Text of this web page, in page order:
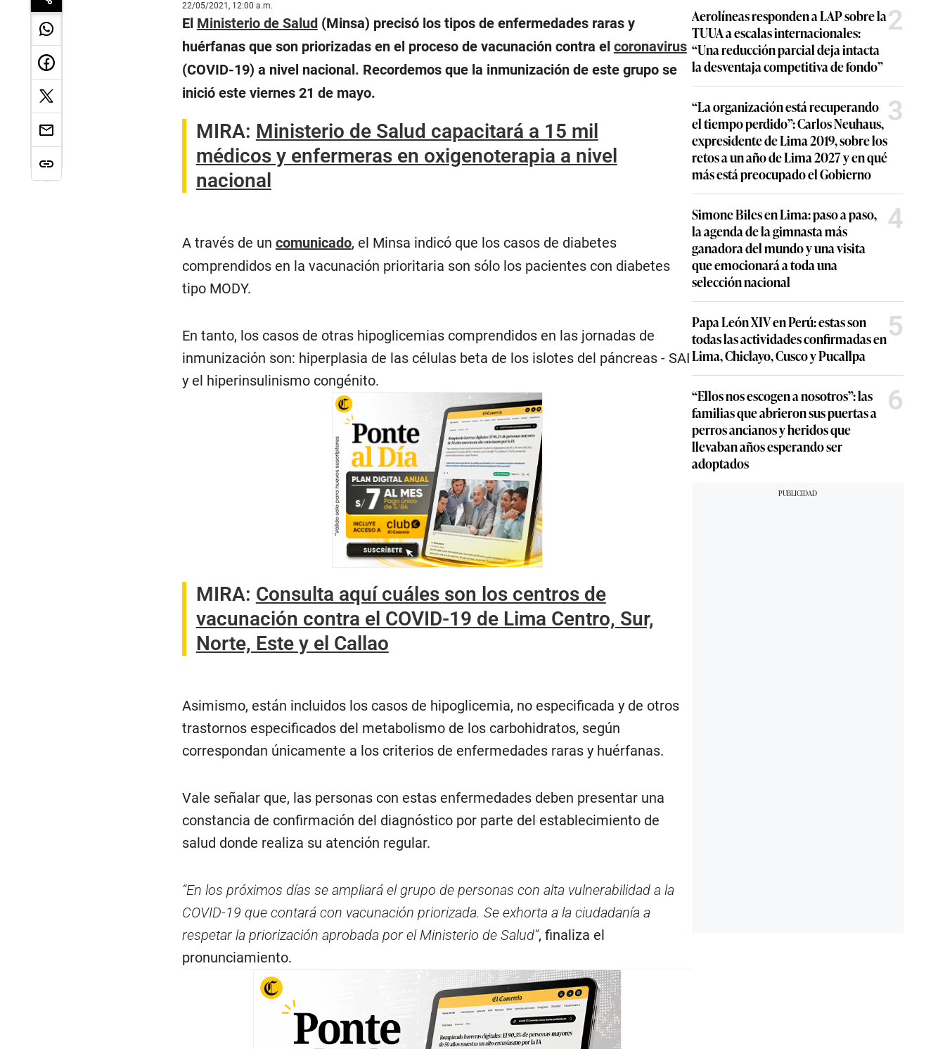
22/05/2021, 12:00 a.m.
El Ministerio de Salud(Minsa) precisó los tipos de enfermedades raras y
huérfanas que son priorizadas en el proceso de vacunación contra el coronavirus
(COVID-19) a nivel nacional. Recordemos que la inmunización de este grupo se
inició este viernes 21 de mayo.
MIRA: Ministerio de Salud capacitará a 15 mil
médicos y enfermeras en oxigenoterapia a nivel
nacional
A través de un comunicado, el Minsa indicó que los casos de diabetes
comprendidos en la vacunación prioritaria son sólo los pacientes con diabetes
tipo MODY.
En tanto, los casos de otras hipoglicemias comprendidos en las jornadas de
inmunización son: hiperplasia de las células beta de los islotes del páncreas - SAI
y el hiperinsulinismo congénito.
MIRA: Consulta aquí cuáles son los centros de
vacunación contra el COVID-19 de Lima Centro, Sur,
Norte, Este y el Callao
Asimismo, están incluidos los casos de hipoglicemia, no especificada y de otros
trastornos especificados del metabolismo de los carbohidratos, según
correspondan únicamente a los criterios de enfermedades raras y huérfanas.
Vale señalar que, las personas con estas enfermedades deben presentar una
constancia de confirmación del diagnóstico por parte del establecimiento de
salud donde realiza su atención regular.
“En los próximos días se ampliará el grupo de personas con alta vulnerabilidad a la
COVID-19 que contará con vacunación priorizada. Se exhorta a la ciudadanía a
respetar la priorización aprobada por el Ministerio de Salud”, finaliza el
pronunciamiento.
Aerolíneas responden a LAP sobre la
TUUA a escalas internacionales:
“Una reducción parcial deja intacta
la desventaja competitiva de fondo”
2
“La organización está recuperando
el tiempo perdido”: Carlos Neuhaus,
expresidente de Lima 2019, sobre los
retos a un año de Lima 2027 y en qué
más está preocupado el Gobierno
3
Simone Biles en Lima: paso a paso,
la agenda de la gimnasta más
ganadora del mundo y una visita
que emocionará a toda una
selección nacional
4
Papa León XIV en Perú: estas son
todas las actividades confirmadas en
Lima, Chiclayo, Cusco y Pucallpa
5
“Ellos nos escogen a nosotros”: las
familias que abrieron sus puertas a
perros ancianos y heridos que
llevaban años esperando ser
adoptados
6